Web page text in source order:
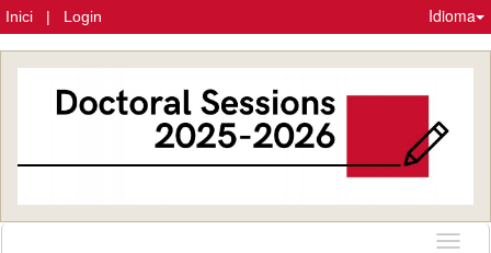
Inici | Login Idioma
Idioma